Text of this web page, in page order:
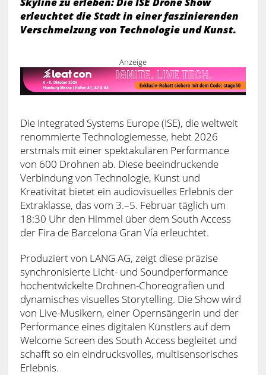
erleuchtet die Stadt in einer faszinierenden
Verschmelzung von Technologie und Kunst.
Anzeige
Die Integrated Systems Europe (ISE), die weltweit
renommierte Technologiemesse, hebt 2026
erstmals mit einer spektakulären Performance
von 600 Drohnen ab. Diese beeindruckende
Verbindung von Technologie, Kunst und
Kreativität bietet ein audiovisuelles Erlebnis der
Extraklasse, das vom 3.–5. Februar täglich um
18:30 Uhr den Himmel über dem South Access
der Fira de Barcelona Gran Vía erleuchtet.
Produziert von LANG AG, zeigt diese präzise
synchronisierte Licht- und Soundperformance
hochentwickelte Drohnen-Choreografien und
dynamisches visuelles Storytelling. Die Show wird
von Live-Musikern, einer Opernsängerin und der
Performance eines digitalen Künstlers auf dem
Welcome Screen des South Access begleitet und
schafft so ein eindrucksvolles, multisensorisches
Erlebnis.